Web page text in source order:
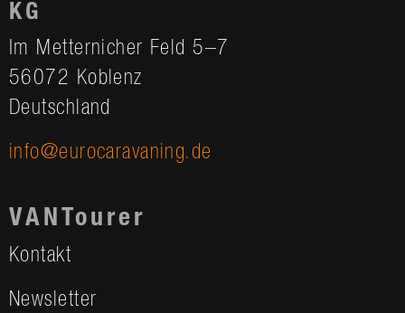
KG
Im Metternicher Feld 5–7
56072 Koblenz
Deutschland
info@eurocaravaning.de
VANTourer
Kontakt
Newsletter